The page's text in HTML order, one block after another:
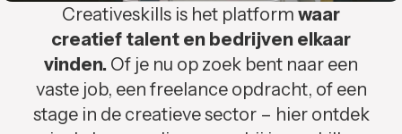
Creativeskills is het platform waar
creatief talent en bedrijven elkaar
vinden. Of je nu op zoek bent naar een
vaste job, een freelance opdracht, of een
stage in de creatieve sector – hier ontdek